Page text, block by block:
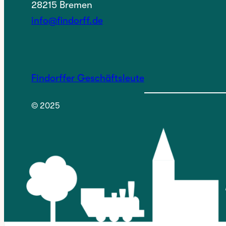
28215 Bremen
info@findorff.de
Findorffer Geschäftsleute
© 2025